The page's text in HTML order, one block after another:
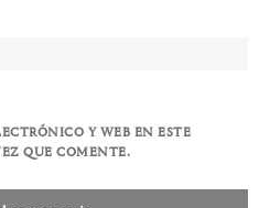
Y WEB EN ESTE
QUE COMENTE.